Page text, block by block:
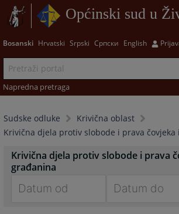
Općinski sud u
Bosanski Hrvatski Srpski Српски English
Napredna pretraga
Sudske odluke
Krivična oblast
Krivična djela protiv slobode i prava čovjeka
Krivična djela protiv slobode i prava
građanina